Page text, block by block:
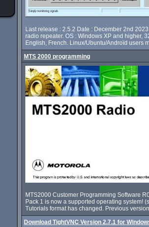
Last release : 2.5.2 Date : December 2nd
radio repeater. OS : Windows XP and higher,
English, French. Linux/Ubuntu/Androïd users
MTS 2000 programming
MTS2000 Customer Programming Software
Pack 1 is now a supported operating system!
Tutorials format has changed. Previous
Download TightVNC Version 2.7.1 for